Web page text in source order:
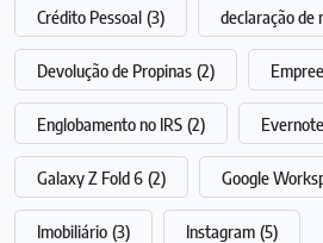
Crédito Pessoal (3) declaração de
Devolução de Propinas (2)
Englobamento no IRS (2) Evernote
Galaxy Z Fold 6 (2) Google
Imobiliário (3) Instagram (5)